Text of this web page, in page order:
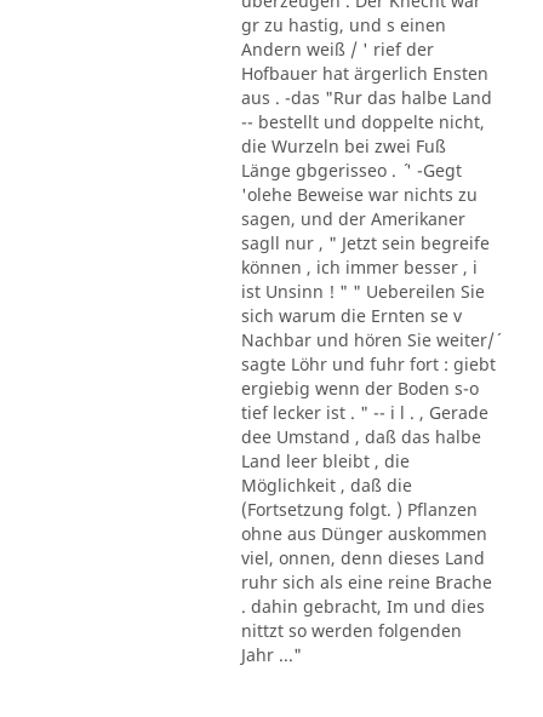
gr zu hastig, und s einen
Andern weiß / ' rief der
Hofbauer hat ärgerlich Ensten
aus . -das "Rur das halbe Land
-- bestellt und doppelte nicht,
die Wurzeln bei zwei Fuß
Länge gbgerisseo . ´ ' -Gegt
'olehe Beweise war nichts zu
sagen, und der Amerikaner
sagll nur , " Jetzt sein begreife
können , ich immer besser , i
ist Unsinn ! " " Uebereilen Sie
sich warum die Ernten se v
Nachbar und hören Sie weiter/´
sagte Löhr und fuhr fort : giebt
ergiebig wenn der Boden s-o
tief lecker ist . " -- i l . , Gerade
dee Umstand , daß das halbe
Land leer bleibt , die
Möglichkeit , daß die
(Fortsetzung folgt. ) Pflanzen
ohne aus Dünger auskommen
viel, onnen, denn dieses Land
ruhr sich als eine reine Brache
. dahin gebracht, Im und dies
nittzt so werden folgenden
Jahr ..."